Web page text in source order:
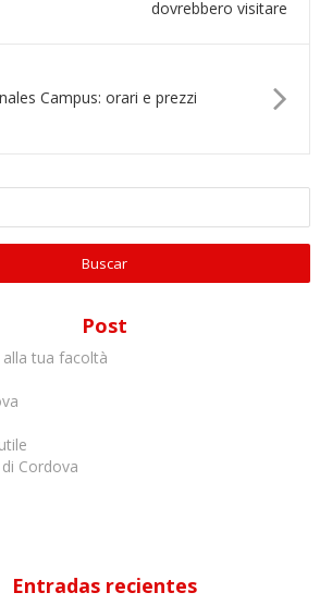
dovrebbero visitare
Campus: orari e prezzi
Post
tua facoltà
Cordova
Entradas recientes